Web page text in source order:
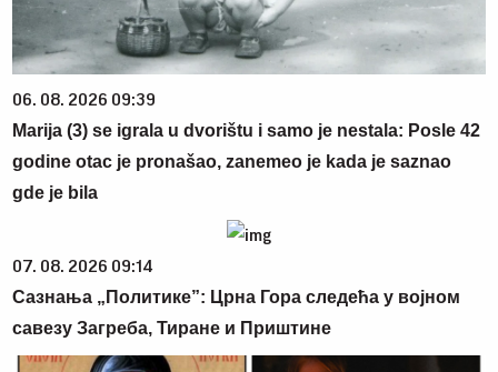
06. 08. 2026 09:39
Marija (3) se igrala u dvorištu i samo je nestala: Posle 42
godine otac je pronašao, zanemeo je kada je saznao
gde je bila
07. 08. 2026 09:14
Сазнања „Политике”: Црна Гора следећа у војном
савезу Загреба, Тиране и Приштине